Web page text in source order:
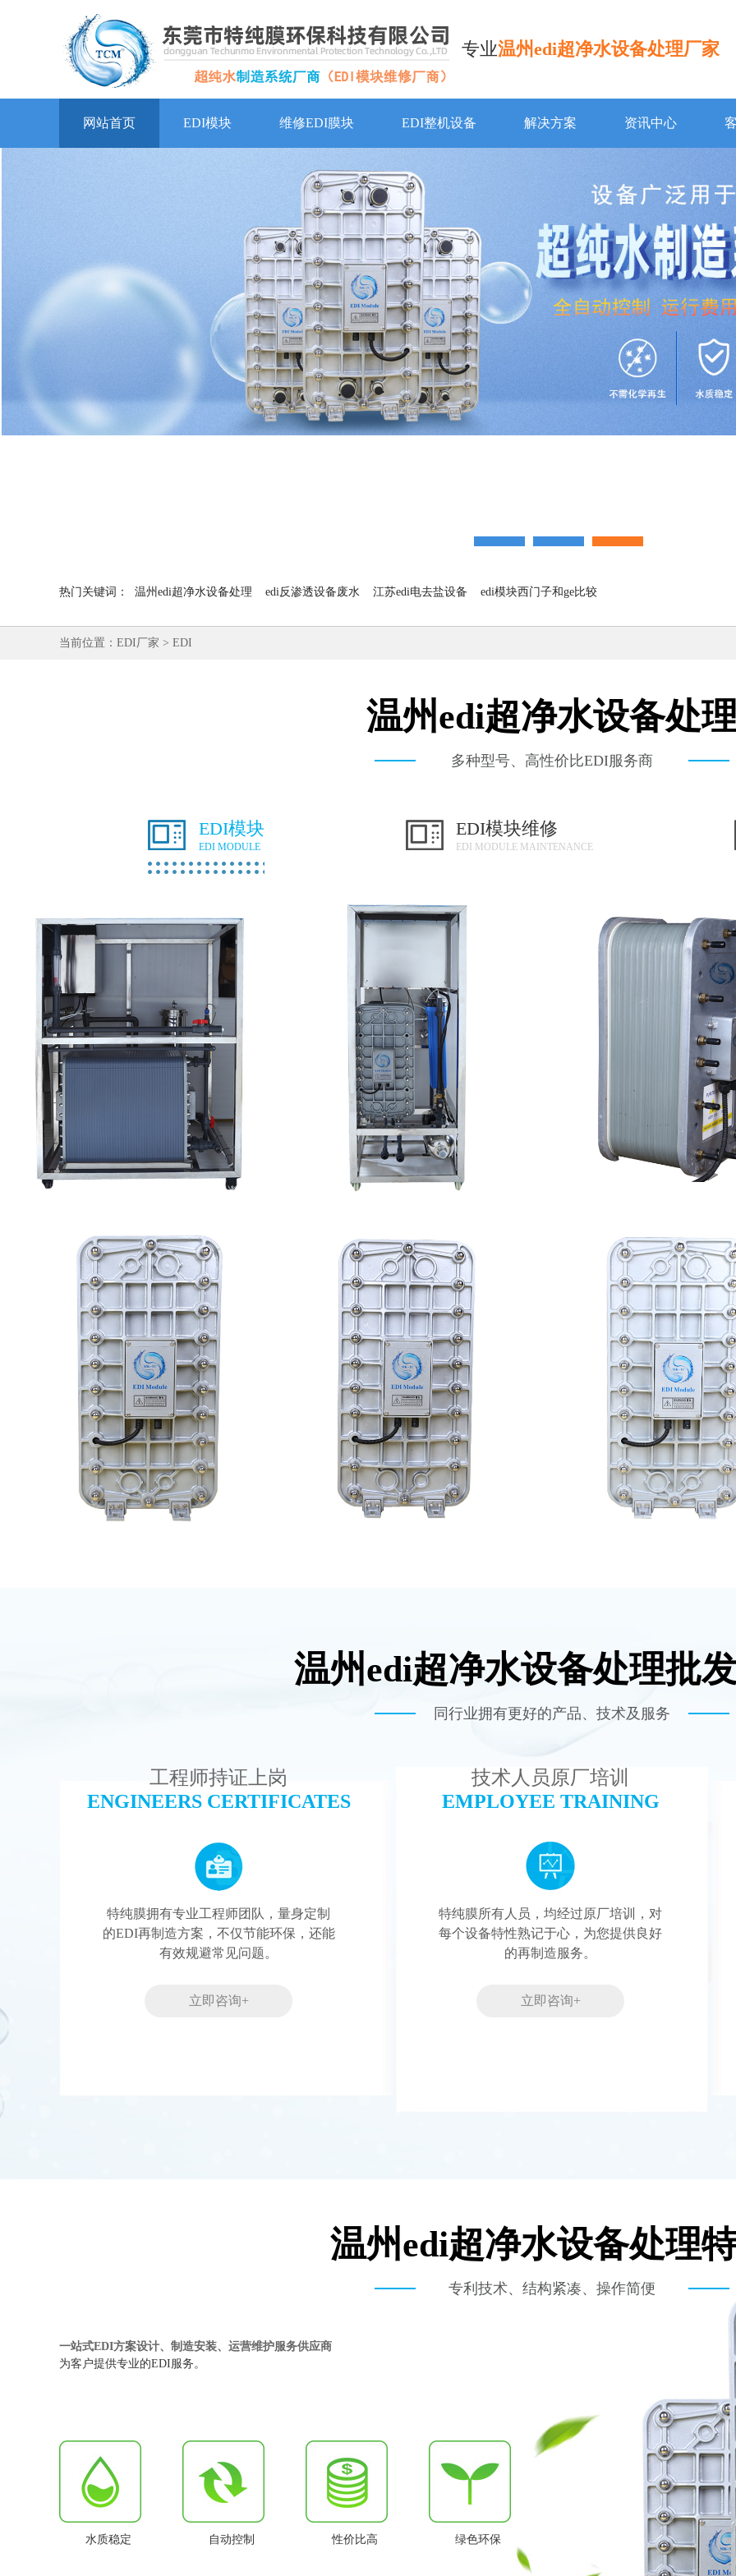
专业温州edi超净水设备处理厂家
网站首页 EDI模块 维修EDI膜块 EDI整机设备 解决方案 资讯中心
热门关键词： 温州edi超净水设备处理 edi反渗透设备废水 江苏edi电去盐设备 edi模块西门子和ge比较
当前位置： EDI厂家 > EDI
温州edi超净水设备处
多种型号、高性价比EDI服务商
EDI模块
EDI MODULE
EDI模块维修
EDI MODULE MAINTENANCE
MK-TC500 EDI设备维修
查看详情
MK-TC50 EDI设备
查看详情
PureTec （浦睿）EDI
查看详情
MK-TC100 EDI超纯水处理设备
查看详情
MK-TC500 EDI
查看详情
温州edi超净水设备处理批
同行业拥有更好的产品、技术及服务
工程师持证上岗
ENGINEERS CERTIFICATES
特纯膜拥有专业工程师团队，量身定制
的EDI再制造方案，不仅节能环保，还能
有效规避常见问题。
立即咨询+
技术人员原厂培训
EMPLOYEE TRAINING
特纯膜所有人员，均经过原厂培训，对
每个设备特性熟记于心，为您提供良好
的再制造服务。
立即咨询+
温州edi超净水设备处理
专利技术、结构紧凑、操作简便
一站式EDI方案设计、制造安装、运营维护服务供应商
为客户提供专业的EDI服务。
水质稳定 自动控制 性价比高 绿色环保